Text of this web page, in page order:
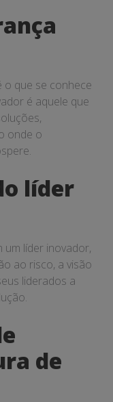
o que se conhece
é aquele que
onde o
líder
líder inovador,
ao risco, a visão
liderados a
de